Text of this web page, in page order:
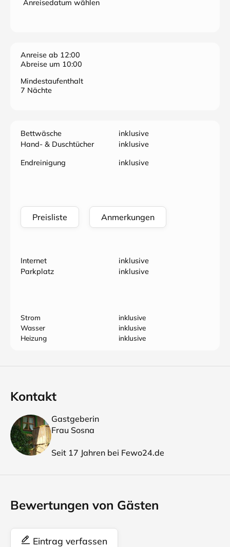
Anreisedatum wählen
Anreise ab 12:00
Abreise um 10:00
Mindestaufenthalt
7 Nächte
Bettwäsche
inklusive
Hand- & Duschtücher
inklusive
Endreinigung
inklusive
Preisliste Anmerkungen
Internet
inklusive
Parkplatz
inklusive
Strom
inklusive
Wasser
inklusive
Heizung
inklusive
Kontakt
Gastgeberin
Frau Sosna
Seit 17 Jahren bei Fewo24.de
Bewertungen von Gästen
Eintrag verfassen